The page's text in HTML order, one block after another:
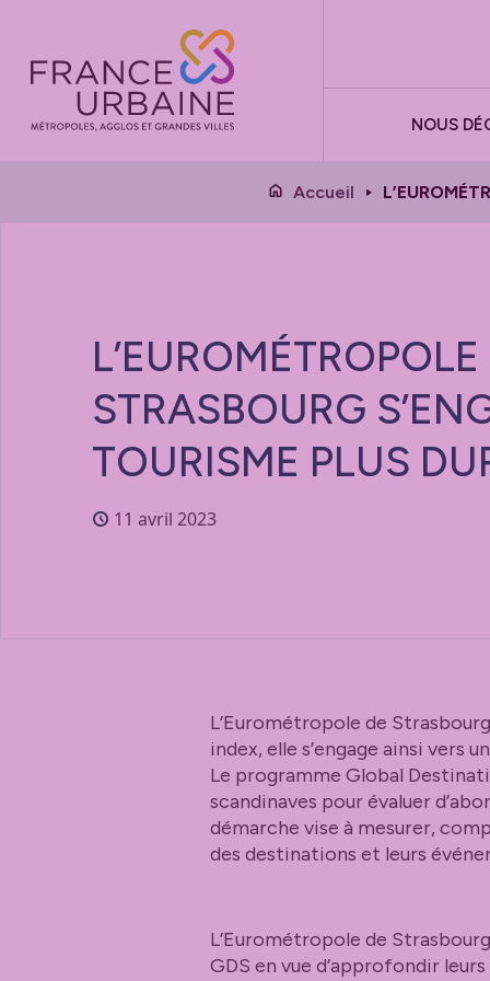
NOUS
Accueil
L’EUROMÉTROPOLE
STRASBOURG
TOURISME PLUS
11 avril 2023
L’Eurométropole de
index, elle s’engage ainsi vers
Le programme Global
scandinaves pour évaluer
démarche vise à mesurer,
des destinations et leurs
L’Eurométropole de
GDS en vue d’approfondir